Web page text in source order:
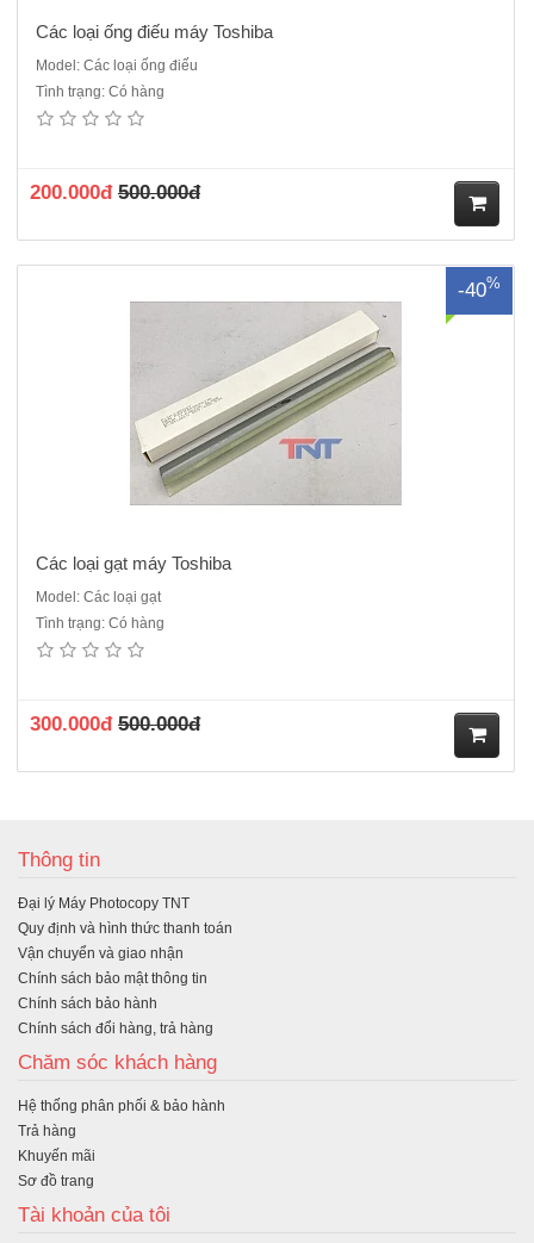
Các loại ống điếu máy Toshiba
Model: Các loại ống điếu
Tình trạng: Có hàng
200.000đ 500.000đ
ua
-40%
Các loại gạt máy Toshiba
Model: Các loại gạt
Tình trạng: Có hàng
300.000đ 500.000đ
Thông tin
Đại lý Máy Photocopy TNT
Quy định và hình thức thanh toán
Vận chuyển và giao nhận
Chính sách bảo mật thông tin
Chính sách bảo hành
Chính sách đổi hàng, trả hàng
Chăm sóc khách hàng
Hệ thống phân phối & bảo hành
Trả hàng
Khuyến mãi
Sơ đồ trang
Tài khoản của tôi